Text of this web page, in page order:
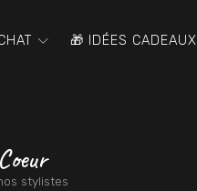
🎁 IDÉES CADEAUX
stylistes